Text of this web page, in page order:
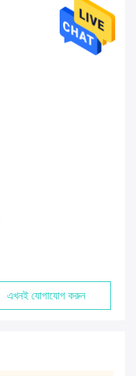
এখনই যোগাযোগ করুন